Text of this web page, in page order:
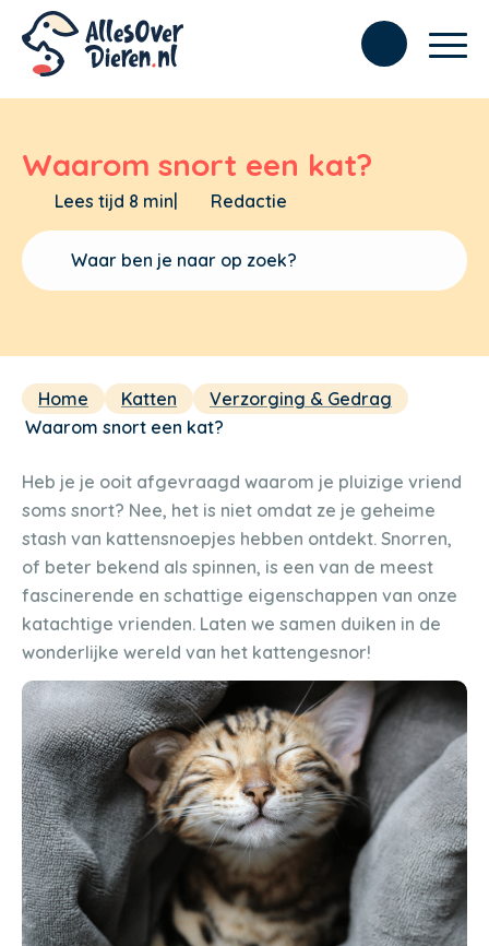
Waarom snort een kat?
Lees tijd 8 min| Redactie
Home Katten
Verzorging & Gedrag
Waarom snort een kat?
Heb je je ooit afgevraagd waarom je pluizige vriend
soms snort? Nee, het is niet omdat ze je geheime
stash van kattensnoepjes hebben ontdekt. Snorren,
of beter bekend als spinnen, is een van de meest
fascinerende en schattige eigenschappen van onze
katachtige vrienden. Laten we samen duiken in de
wonderlijke wereld van het kattengesnor!